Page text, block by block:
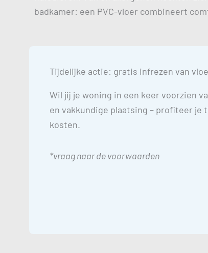
badkamer: een PVC-vloer combineert
Tijdelijke actie: gratis infrezen van
Wil jij je woning in een keer voorzien
en vakkundige plaatsing – profiteer je
kosten.
*vraag naar de voorwaarden